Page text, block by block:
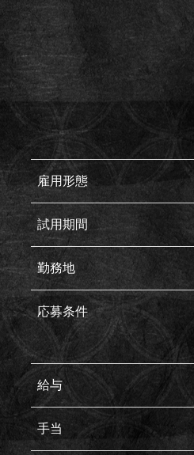
雇用形態
試用期間
勤務地
応募条件
給与
手当